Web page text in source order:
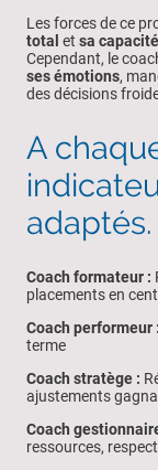
Les forces de ce
total et sa
Cependant, le
ses émotions,
des décisions
A
adaptés.
Coach formateur :
placements en
Coach performeur :
terme
Coach stratège :
ajustements
Coach
ressources,